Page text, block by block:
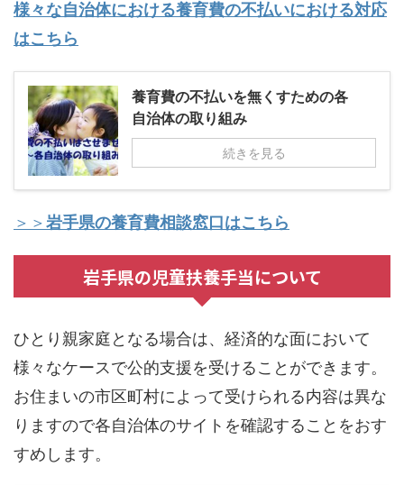
様々な自治体における養育費の不払いにおける対応
はこちら
養育費の不払いを無くすための各
自治体の取り組み
続きを見る
＞＞岩手県の養育費相談窓口はこちら
岩手県の児童扶養手当について
ひとり親家庭となる場合は、経済的な面において
様々なケースで公的支援を受けることができます。
お住まいの市区町村によって受けられる内容は異な
りますので各自治体のサイトを確認することをおす
すめします。